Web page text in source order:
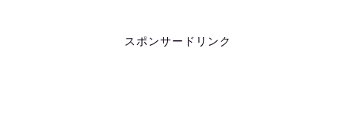
スポンサードリンク